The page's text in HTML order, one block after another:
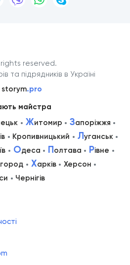
rights reserved.
та підрядників в Україні
storym.pro
майстра
Житомир Запоріжжя
Кропивницький Луганськ
Одеса Полтава Рівне
Харків
Херсон
Чернігів